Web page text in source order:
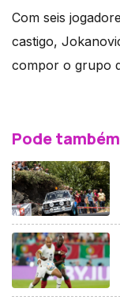
Com seis
castigo,
compor o grupo
Pode